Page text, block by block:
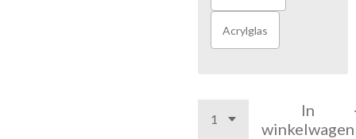
Acrylglas
In
winkelwagen